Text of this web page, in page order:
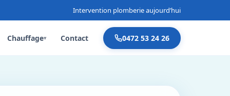
Intervention plomberie aujourd’hui
Chauffage▾ Contact 0472 53 24 26